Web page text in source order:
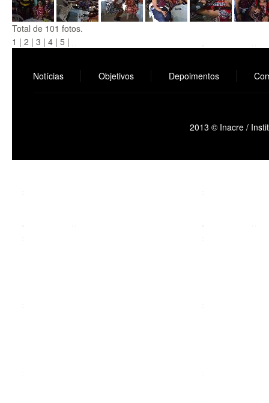
Total de 101 fotos.
1 | 2 | 3 | 4 | 5 |
Notícias Objetivos Depoimentos
2013 © Inacre /